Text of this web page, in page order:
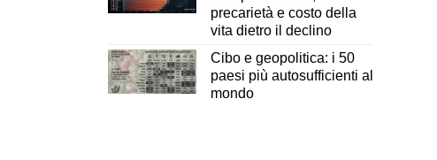
precarietà e costo della
vita dietro il declino
Cibo e geopolitica: i 50
paesi più autosufficienti al
mondo